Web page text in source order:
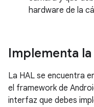
hardware de la
Implementa la
La HAL se encuentra
el framework de
interfaz que debes